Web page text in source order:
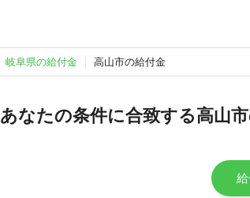
岐阜県の給付金 高山市の給付金
あなたの条件に合致する高山